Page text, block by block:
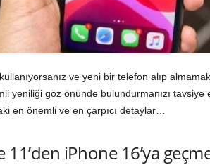
ve yeni bir telefon alıp
yeniliği göz önünde bulundurmanızı
en önemli ve en çarpıcı detaylar…
11’den iPhone 16’ya